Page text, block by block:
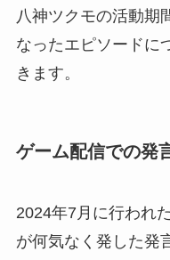
八神ツクモの活動期
なったエピソードに
きます。
ゲーム配信での発
2024年7月に行われ
が何気なく発した発